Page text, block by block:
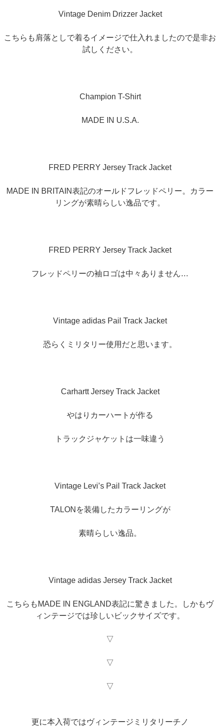
Vintage Denim Drizzer Jacket
こちらも肩落としで着るイメージで仕入れましたので是非お
試しください。
Champion T-Shirt
MADE IN U.S.A.
FRED PERRY Jersey Track Jacket
MADE IN BRITAIN表記のオールドフレッドペリー。カラー
リングが素晴らしい逸品です。
FRED PERRY Jersey Track Jacket
フレッドペリーの袖ロゴは中々ありません…
Vintage adidas Pail Track Jacket
恐らくミリタリー使用だと思います。
Carhartt Jersey Track Jacket
やはりカーハートが作る
トラックジャケットは一味違う
Vintage Levi’s Pail Track Jacket
TALONを装備したカラーリングが
素晴らしい逸品。
Vintage adidas Jersey Track Jacket
こちらもMADE IN ENGLAND表記に驚きました。しかもヴ
ィンテージでは珍しいビックサイズです。
▽
▽
▽
更に本入荷ではヴィンテージミリタリーチノ